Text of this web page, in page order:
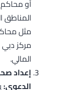
أو محاكم
المناطق
مثل
مركز دبي
المالي.
إعداد
الدعوى: